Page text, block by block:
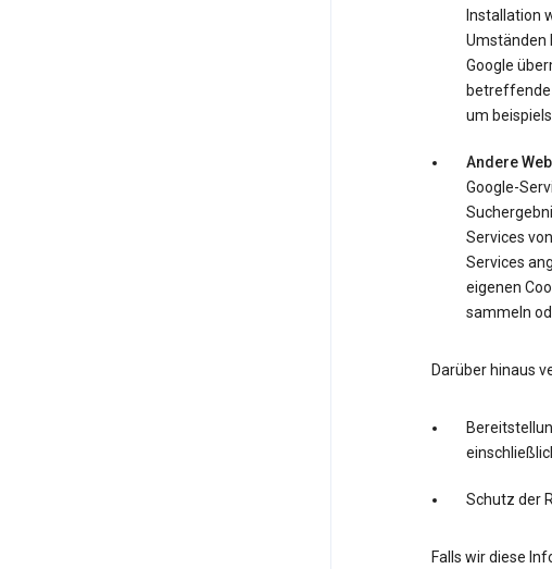
Installation
Umständen
Google
betreffende
um
Andere
Google-
Services
Services
eigenen
sammeln
Darüber hinaus
Schutz der
Falls wir diese